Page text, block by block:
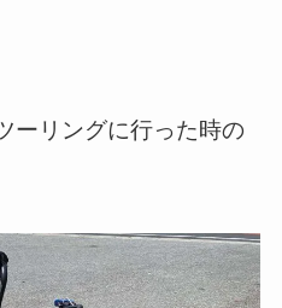
ーリングに行った時の